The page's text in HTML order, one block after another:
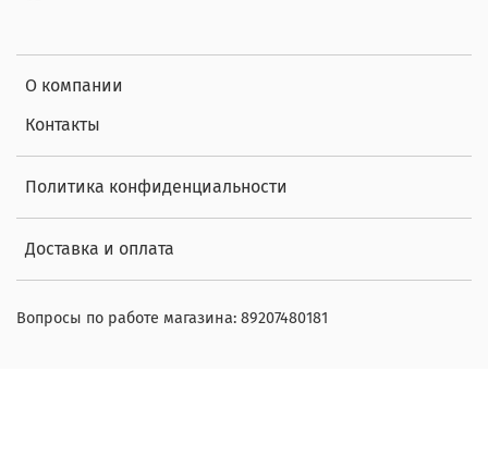
О компании
Контакты
Политика конфиденциальности
Доставка и оплата
Вопросы по работе магазина: 89207480181